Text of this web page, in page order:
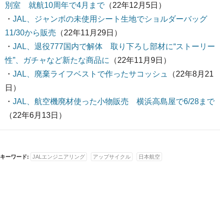
別室 就航10周年で4月まで（22年12月5日）
・ JAL、ジャンボの未使用シート生地でショルダーバッグ
11/30から販売 （22年11月29日）
・ JAL、退役777国内で解体 取り下ろし部材に“ストーリー
性”、ガチャなど新たな商品に
（22年11月9日）
・ JAL、廃棄ライフベストで作ったサコッシュ
（22年8月21
日）
・ JAL、航空機廃材使った小物販売 横浜高島屋で6/28まで
（22年6月13日）
キーワード: JALエンジニアリング アップサイクル 日本航空